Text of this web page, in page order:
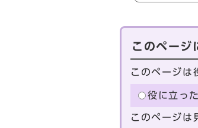
このページ
このページは
役に立った
このページは